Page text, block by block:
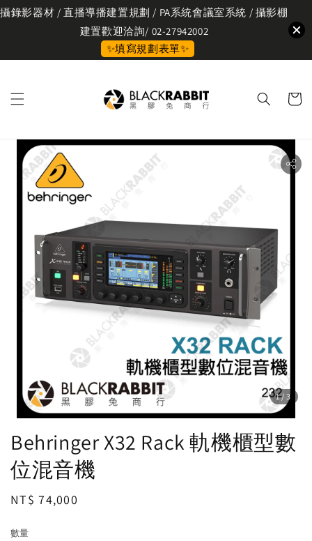
攝錄影器材 / 直播導播建置規劃 / PA系統會議室系統 / 攝影棚
建置歡迎洽詢/ 02-27942002
✨填寫規劃表單✨
1/3
Behringer X32 Rack 軌機櫃型數
位混音機
Regular
NT$ 74,000
數量